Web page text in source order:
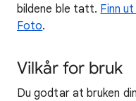
bildene ble tatt. Finn
Foto.
Vilkår for bruk
Du godtar at bruken